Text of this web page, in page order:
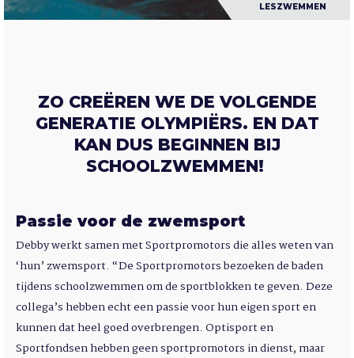
LESZWEMMEN
ZO CREËREN WE DE VOLGENDE
GENERATIE OLYMPIËRS. EN DAT
KAN DUS BEGINNEN BIJ
SCHOOLZWEMMEN!
Passie voor de zwemsport
Debby werkt samen met Sportpromotors die alles weten van
‘hun’ zwemsport. “De Sportpromotors bezoeken de baden
tijdens schoolzwemmen om de sportblokken te geven. Deze
collega’s hebben echt een passie voor hun eigen sport en
kunnen dat heel goed overbrengen. Optisport en
Sportfondsen hebben geen sportpromotors in dienst, maar